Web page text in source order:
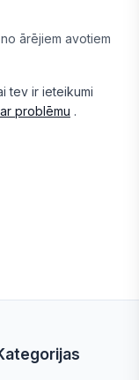
ārējiem avotiem
tev ir ieteikumi
problēmu .